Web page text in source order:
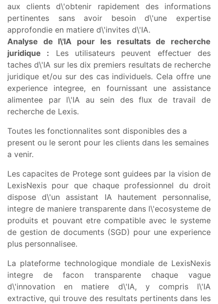
aux clients d\'obtenir rapidement des informations
pertinentes sans avoir besoin d\'une expertise
approfondie en matiere d\'invites d\'IA.
Analyse de l\'IA pour les resultats de recherche
juridique : Les utilisateurs peuvent effectuer des
taches d\'IA sur les dix premiers resultats de recherche
juridique et/ou sur des cas individuels. Cela offre une
experience integree, en fournissant une assistance
alimentee par l\'IA au sein des flux de travail de
recherche de Lexis.
Toutes les fonctionnalites sont disponibles des a
present ou le seront pour les clients dans les semaines
a venir.
Les capacites de Protege sont guidees par la vision de
LexisNexis pour que chaque professionnel du droit
dispose d\'un assistant IA hautement personnalise,
integre de maniere transparente dans l\'ecosysteme de
produits et pouvant etre compatible avec le systeme
de gestion de documents (SGD) pour une experience
plus personnalisee.
La plateforme technologique mondiale de LexisNexis
integre de facon transparente chaque vague
d\'innovation en matiere d\'IA, y compris l\'IA
extractive, qui trouve des resultats pertinents dans les